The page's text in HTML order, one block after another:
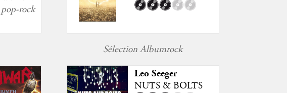
rock
Sélection Albumrock
Leo Seeger
NUTS & BOLTS